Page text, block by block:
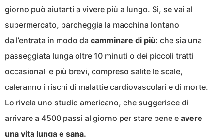
giorno può aiutarti a vivere più a lungo. Sì, se vai al
supermercato, parcheggia la macchina lontano
dall’entrata in modo da camminare di più: che sia una
passeggiata lunga oltre 10 minuti o dei piccoli tratti
occasionali e più brevi, compreso salite le scale,
caleranno i rischi di malattie cardiovascolari e di morte.
Lo rivela uno studio americano, che suggerisce di
arrivare a 4500 passi al giorno per stare bene e avere
una vita lunga e sana.